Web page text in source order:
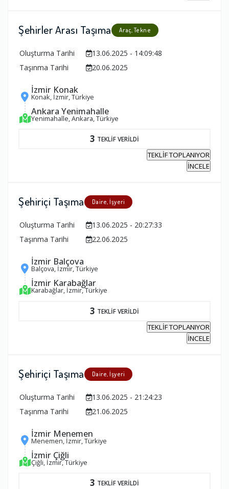
Şehirler Arası Taşıma Araç, Tekne
Oluşturma Tarihi
13.06.2025 - 14:09:48
Taşınma Tarihi
20.06.2025
İzmir Konak
Konak, İzmir, Türkiye
Ankara Yenimahalle
Yenimahalle, Ankara, Türkiye
3 TEKLİF VERİLDİ
TEKLİF TOPLANIYOR
İNCELE
Şehiriçi Taşıma Daire, İşyeri
Oluşturma Tarihi
13.06.2025 - 20:27:33
Taşınma Tarihi
22.06.2025
İzmir Balçova
Balçova, İzmir, Türkiye
İzmir Karabağlar
Karabağlar, İzmir, Türkiye
3 TEKLİF VERİLDİ
TEKLİF TOPLANIYOR
İNCELE
Şehiriçi Taşıma Daire, İşyeri
Oluşturma Tarihi
13.06.2025 - 21:24:23
Taşınma Tarihi
21.06.2025
İzmir Menemen
Menemen, İzmir, Türkiye
İzmir Çiğli
Çiğli, İzmir, Türkiye
3 TEKLİF VERİLDİ